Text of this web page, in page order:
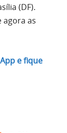
(DF).
agora as
e fique